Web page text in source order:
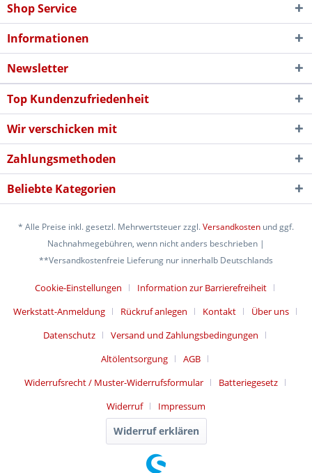
Shop Service
Informationen
Newsletter
Top Kundenzufriedenheit
Wir verschicken mit
Zahlungsmethoden
Beliebte Kategorien
* Alle Preise inkl. gesetzl. Mehrwertsteuer zzgl.Versandkosten und ggf.
Nachnahmegebühren, wenn nicht anders beschrieben |
**Versandkostenfreie Lieferung nur innerhalb Deutschlands
Cookie-Einstellungen
Information zur Barrierefreiheit
Werkstatt-Anmeldung
Rückruf anlegen Kontakt
Über uns
Datenschutz
Versand und Zahlungsbedingungen
Altölentsorgung
AGB
Widerrufsrecht / Muster-Widerrufsformular
Batteriegesetz
Widerruf
Impressum
Widerruf erklären